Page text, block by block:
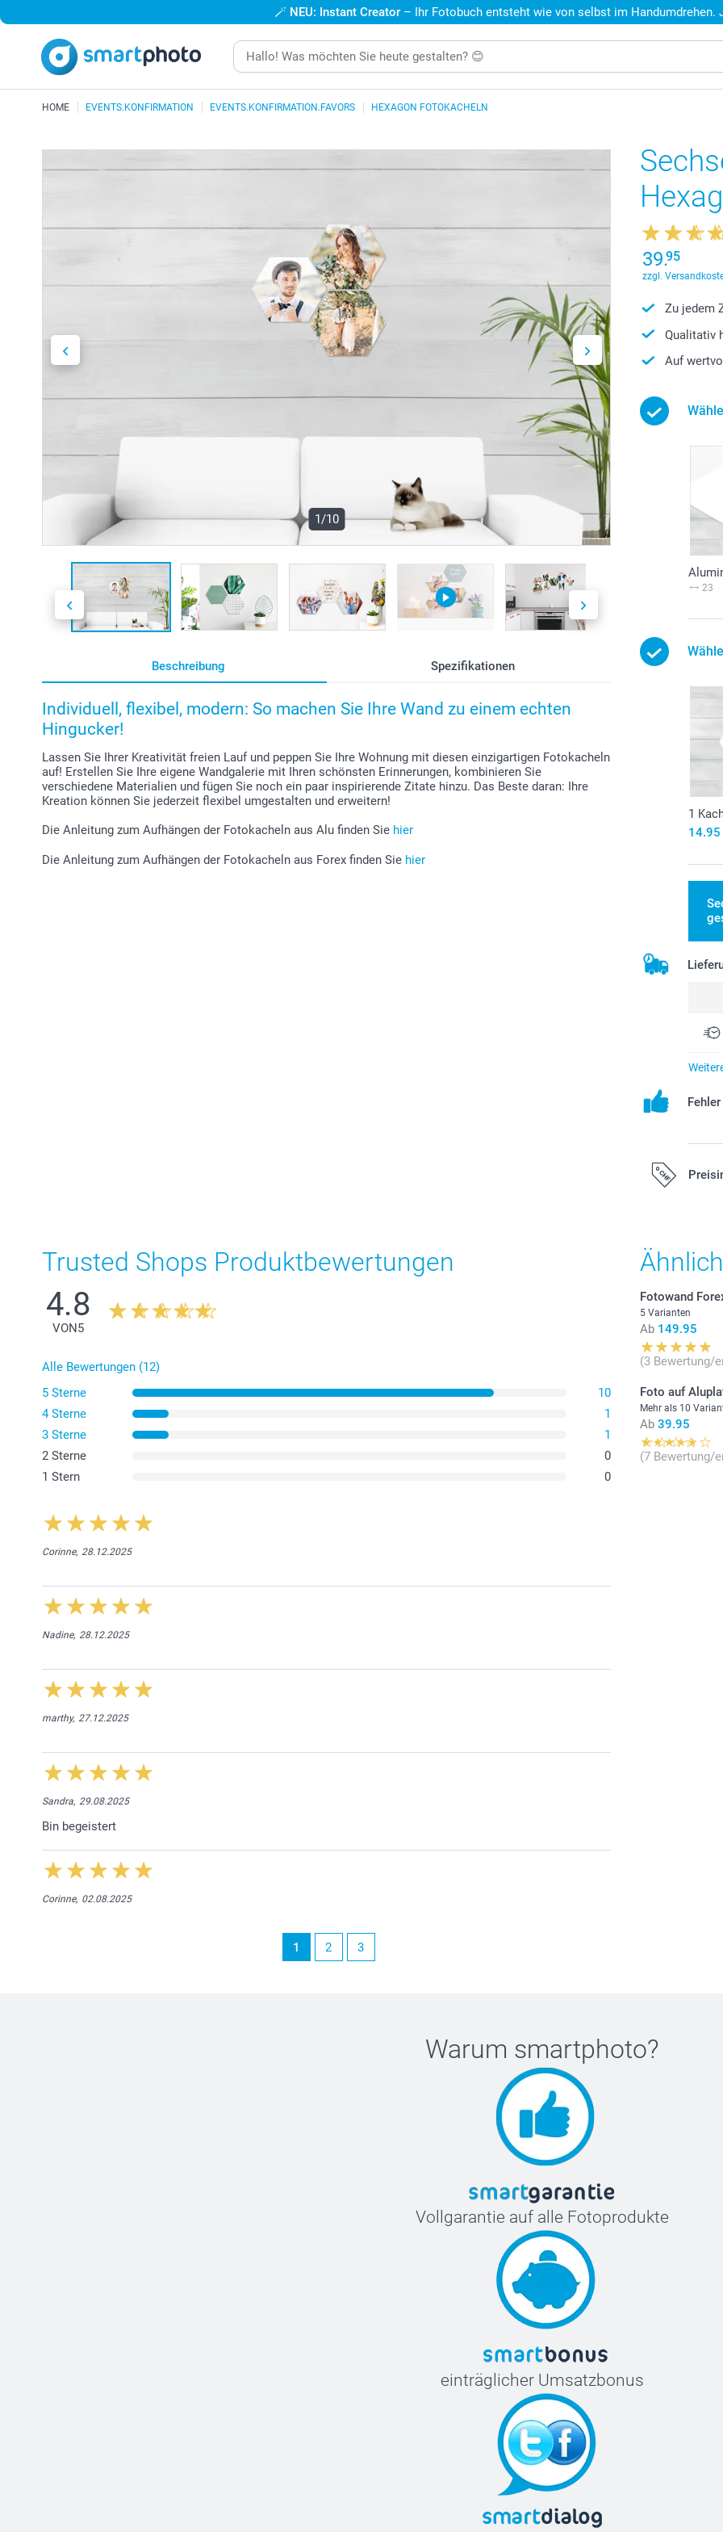
🪄 NEU: Instant Creator – Ihr Fotobuch entsteht wie von selbst im Handumdrehen.
HOME EVENTS.KONFIRMATION EVENTS.KONFIRMATION.FAVORS HEXAGON FOTOKACHELN
1/10
Beschreibung Spezifikationen
Individuell, flexibel, modern: So machen Sie Ihre Wand zu einem echten
Hingucker!
Lassen Sie Ihrer Kreativität freien Lauf und peppen Sie Ihre Wohnung mit diesen einzigartigen Fotokacheln
auf! Erstellen Sie Ihre eigene Wandgalerie mit Ihren schönsten Erinnerungen, kombinieren Sie
verschiedene Materialien und fügen Sie noch ein paar inspirierende Zitate hinzu. Das Beste daran: Ihre
Kreation können Sie jederzeit flexibel umgestalten und erweitern!
Die Anleitung zum Aufhängen der Fotokacheln aus Alu finden Sie hier
Die Anleitung zum Aufhängen der Fotokacheln aus Forex finden Sie hier
39.95
zzgl.
Zu jedem
Qualitativ
Auf
23
1
14.95
zzgl.
Trusted Shops Produktbewertungen
4.8
VON5
Alle Bewertungen (12)
5 Sterne
10
4 Sterne
1
3 Sterne
1
2 Sterne
0
1 Stern
0
Corinne, 28.12.2025
Nadine, 28.12.2025
marthy, 27.12.2025
Sandra, 29.08.2025
Bin begeistert
Corinne, 02.08.2025
1 2 3
Fotowand
5 Varianten
Ab 149.95
(3 Bewertung/
Foto auf
Mehr als 10
Ab 39.95
(7 Bewertung/
Warum smartphoto?
Vollgarantie auf alle Fotoprodukte
einträglicher Umsatzbonus